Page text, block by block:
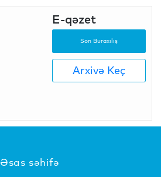
E-qəzet
Son Buraxılış
Arxivə Keç
Əsas səhifə